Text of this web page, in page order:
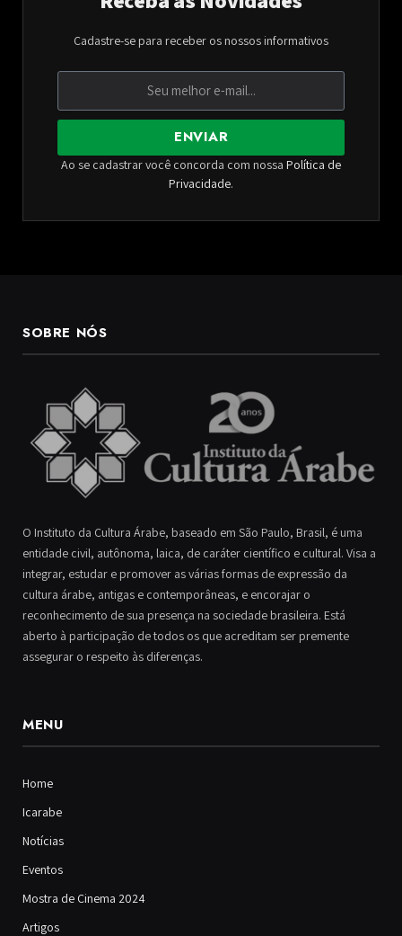
Cadastre-se para receber os nossos informativos
ENVIAR
Ao se cadastrar você concorda com nossa Política de
Privacidade.
SOBRE NÓS
O Instituto da Cultura Árabe, baseado em São Paulo, Brasil, é uma
entidade civil, autônoma, laica, de caráter científico e cultural. Visa a
integrar, estudar e promover as várias formas de expressão da
cultura árabe, antigas e contemporâneas, e encorajar o
reconhecimento de sua presença na sociedade brasileira. Está
aberto à participação de todos os que acreditam ser premente
assegurar o respeito às diferenças.
MENU
Home
Icarabe
Notícias
Eventos
Mostra de Cinema 2024
Artigos